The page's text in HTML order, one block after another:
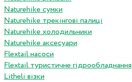
Naturehike сумки
Naturehike трекінгові палиці
Naturehike холодильники
Naturehike аксесуари
Flextail насоси
Flextail туристичне гідрообладнання
Litheli візки